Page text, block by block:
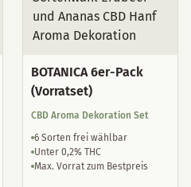
BOTANICA 6er-Pack
(Vorratset)
CBD Aroma Dekoration Set
6 Sorten frei wählbar
Unter 0,2% THC
Max. Vorrat zum Bestpreis